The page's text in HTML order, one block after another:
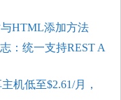
HTML添加方法
：统一支持REST A
机低至$2.61/月，